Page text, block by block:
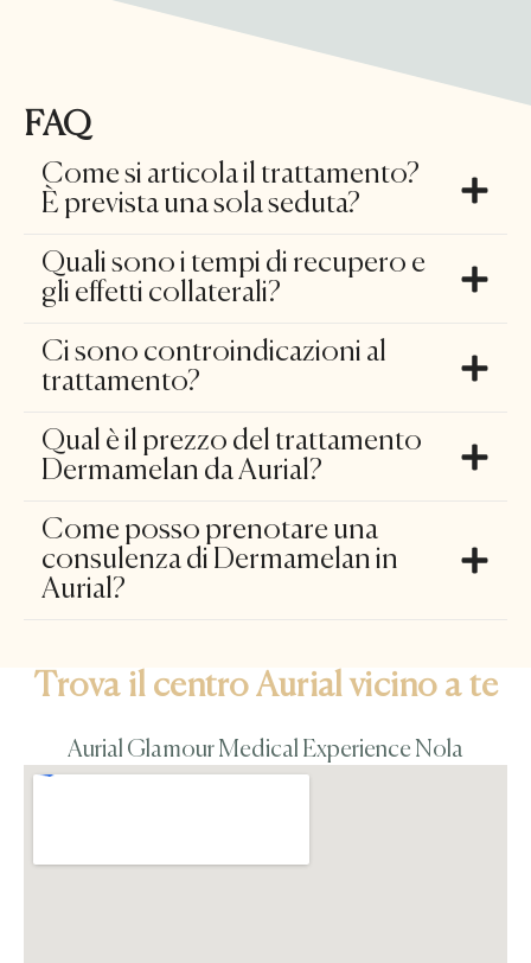
FAQ
Come si articola il trattamento?
È prevista una sola seduta?
Quali sono i tempi di recupero e
gli effetti collaterali?
Ci sono controindicazioni al
trattamento?
Qual è il prezzo del trattamento
Dermamelan da Aurial?
Come posso prenotare una
consulenza di Dermamelan in
Aurial?
Trova il centro Aurial vicino a te
Aurial Glamour Medical Experience Nola